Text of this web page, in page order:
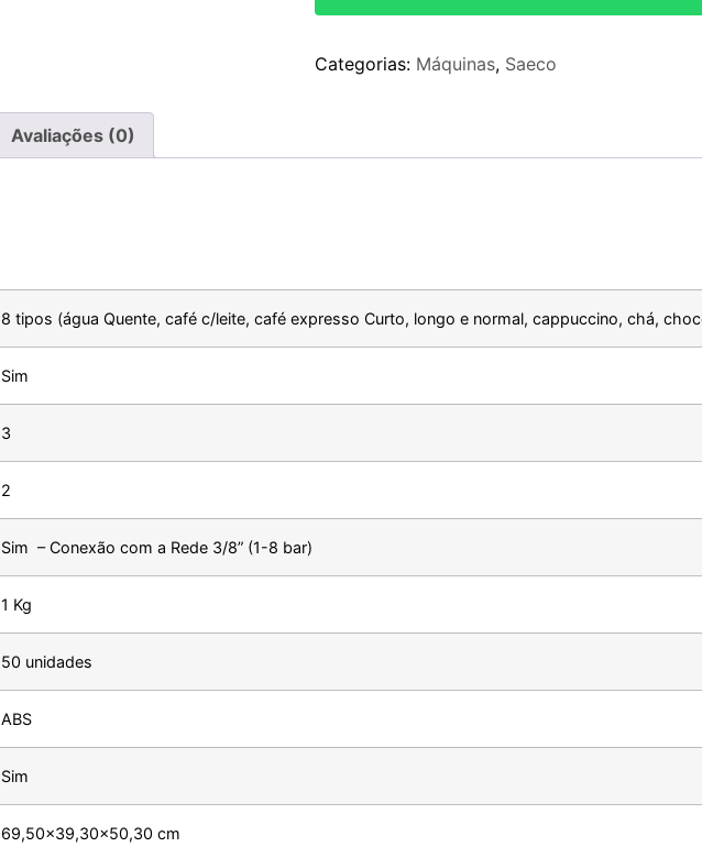
Categorias: Máquinas, Saeco
Avaliações (0)
8 tipos (água Quente, café c/leite, café expresso Curto, longo e normal, cappuccino, chá,
Sim
3
2
Sim – Conexão com a Rede 3/8” (1-8 bar)
1 Kg
50 unidades
ABS
Sim
69,50×39,30×50,30 cm